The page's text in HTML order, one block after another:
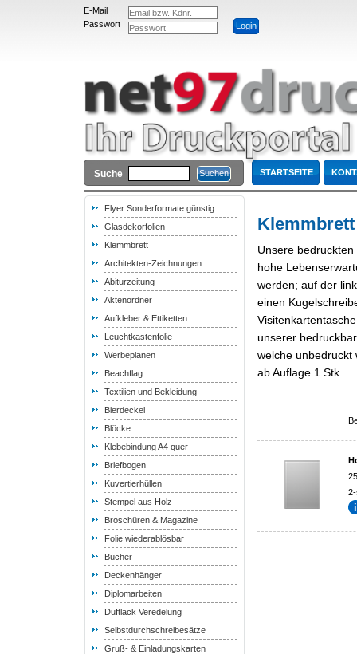
E-Mail
Passwort
Suche STARTSEITE
Flyer Sonderformate günstig
Glasdekorfolien
Klemmbrett
Architekten-Zeichnungen
Abiturzeitung
Aktenordner
Aufkleber & Ettiketten
Leuchtkastenfolie
Werbeplanen
Beachflag
Textilien und Bekleidung
Bierdeckel
Blöcke
Klebebindung A4 quer
Briefbogen
Kuvertierhüllen
Stempel aus Holz
Broschüren & Magazine
Folie wiederablösbar
Bücher
Deckenhänger
Diplomarbeiten
Duftlack Veredelung
Selbstdurchschreibesätze
Gruß- & Einladungskarten
Klemmbrett
Unsere
hohe
werden; auf der
einen
unserer
welche unbedruckt
ab Auflage 1 Stk.